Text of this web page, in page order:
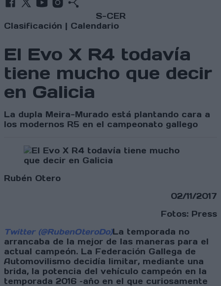
S-CER
Clasificación | Calendario
El Evo X R4 todavía
tiene mucho que decir
en Galicia
La dupla Meira-Murado está plantando cara a
los modernos R5 en el campeonato gallego
Rubén Otero
02/11/2017
Fotos: Press
Twitter (@RubenOteroDo)La temporada no
arrancaba de la mejor de las maneras para el
actual campeón. La Federación Gallega de
Automovilismo decidía limitar, mediante una
brida, la potencia del vehículo campeón en la
temporada 2016 –año en el que curiosamente